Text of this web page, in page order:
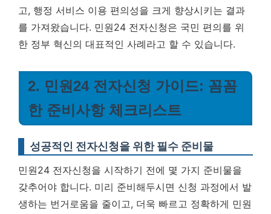
고, 행정 서비스 이용 편의성을 크게 향상시키는 결과
를 가져왔습니다. 민원24 전자신청은 국민 편의를 위
한 정부 혁신의 대표적인 사례라고 할 수 있습니다.
2. 민원24 전자신청 가이드: 꼼꼼
한 준비사항 체크리스트
성공적인 전자신청을 위한 필수 준비물
민원24 전자신청을 시작하기 전에 몇 가지 준비물을
갖추어야 합니다. 미리 준비해두시면 신청 과정에서 발
생하는 번거로움을 줄이고, 더욱 빠르고 정확하게 민원